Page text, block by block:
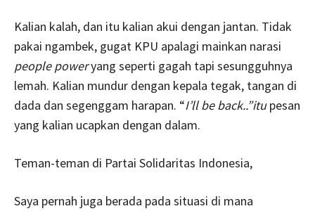
Kalian kalah, dan itu kalian akui dengan jantan. Tidak
pakai ngambek, gugat KPU apalagi mainkan narasi
people poweryang seperti gagah tapi sesungguhnya
lemah. Kalian mundur dengan kepala tegak, tangan di
dada dan segenggam harapan. “I’ll be back..”itupesan
yang kalian ucapkan dengan dalam.
Teman-teman di Partai Solidaritas Indonesia,
Saya pernah juga berada pada situasi di mana